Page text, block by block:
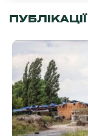
ПУБЛІКАЦІЇ